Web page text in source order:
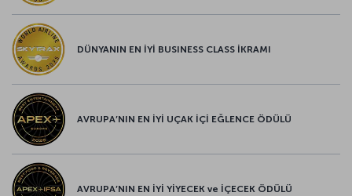
DÜNYANIN EN İYİ BUSINESS CLASS İKRAMI
AVRUPA’NIN EN İYİ UÇAK İÇİ EĞLENCE ÖDÜLÜ
AVRUPA’NIN EN İYİ YİYECEK ve İÇECEK ÖDÜLÜ